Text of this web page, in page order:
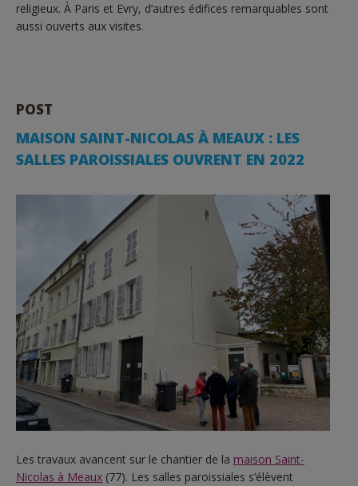
religieux. À Paris et Evry, d’autres édifices remarquables sont
aussi ouverts aux visites.
POST
MAISON SAINT-NICOLAS À MEAUX : LES
SALLES PAROISSIALES OUVRENT EN 2022
Les travaux avancent sur le chantier de la maison Saint-
Nicolas à Meaux (77). Les salles paroissiales s’élèvent